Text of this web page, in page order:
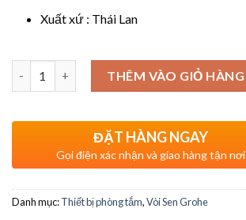
Xuất xứ : Thái Lan
THÊM VÀO GIỎ HÀNG
ĐẶT HÀNG NGAY
Gọi điện xác nhận và giao hàng tận nơi
Danh mục:Thiết bị phòng tắm,Vòi Sen Grohe